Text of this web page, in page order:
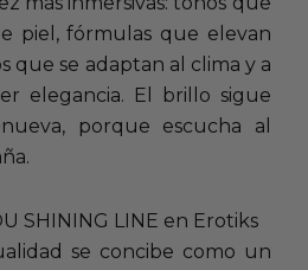
piel, fórmulas que elevan
que se adaptan al clima y a
elegancia. El brillo sigue
porque escucha al
SHINING LINE en Erotiks
se concibe como un